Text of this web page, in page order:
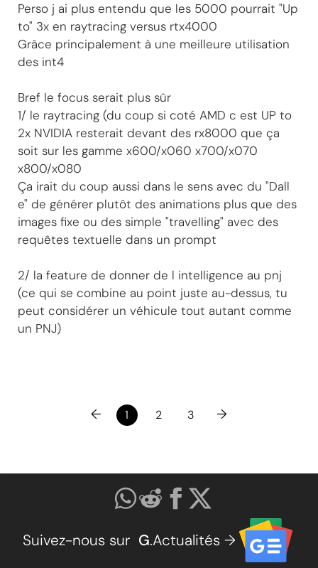
Perso j ai plus entendu que les 5000 pourrait "Up
to" 3x en raytracing versus rtx4000
Grâce principalement à une meilleure utilisation
des int4
Bref le focus serait plus sûr
1/ le raytracing (du coup si coté AMD c est UP to
2x NVIDIA resterait devant des rx8000 que ça
soit sur les gamme x600/x060 x700/x070
x800/x080
Ça irait du coup aussi dans le sens avec du "Dall
e" de générer plutôt des animations plus que des
images fixe ou des simple "travelling" avec des
requêtes textuelle dans un prompt
2/ la feature de donner de l intelligence au pnj
(ce qui se combine au point juste au-dessus, tu
peut considérer un véhicule tout autant comme
un PNJ)
← 1 2 3 →
Suivez-nous sur G.Actualités →